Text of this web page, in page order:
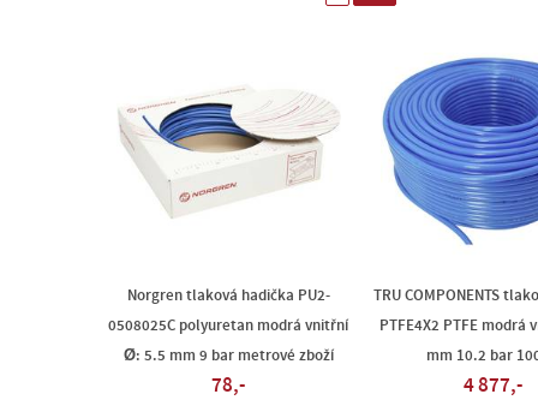
Norgren tlaková hadička PU2-
0508025C polyuretan modrá vnitřní
Ø: 5.5 mm 9 bar metrové zboží
78,-
TRU COMPONENTS
PTFE4X2 PTFE modrá
mm 10.2 bar
4 877,-